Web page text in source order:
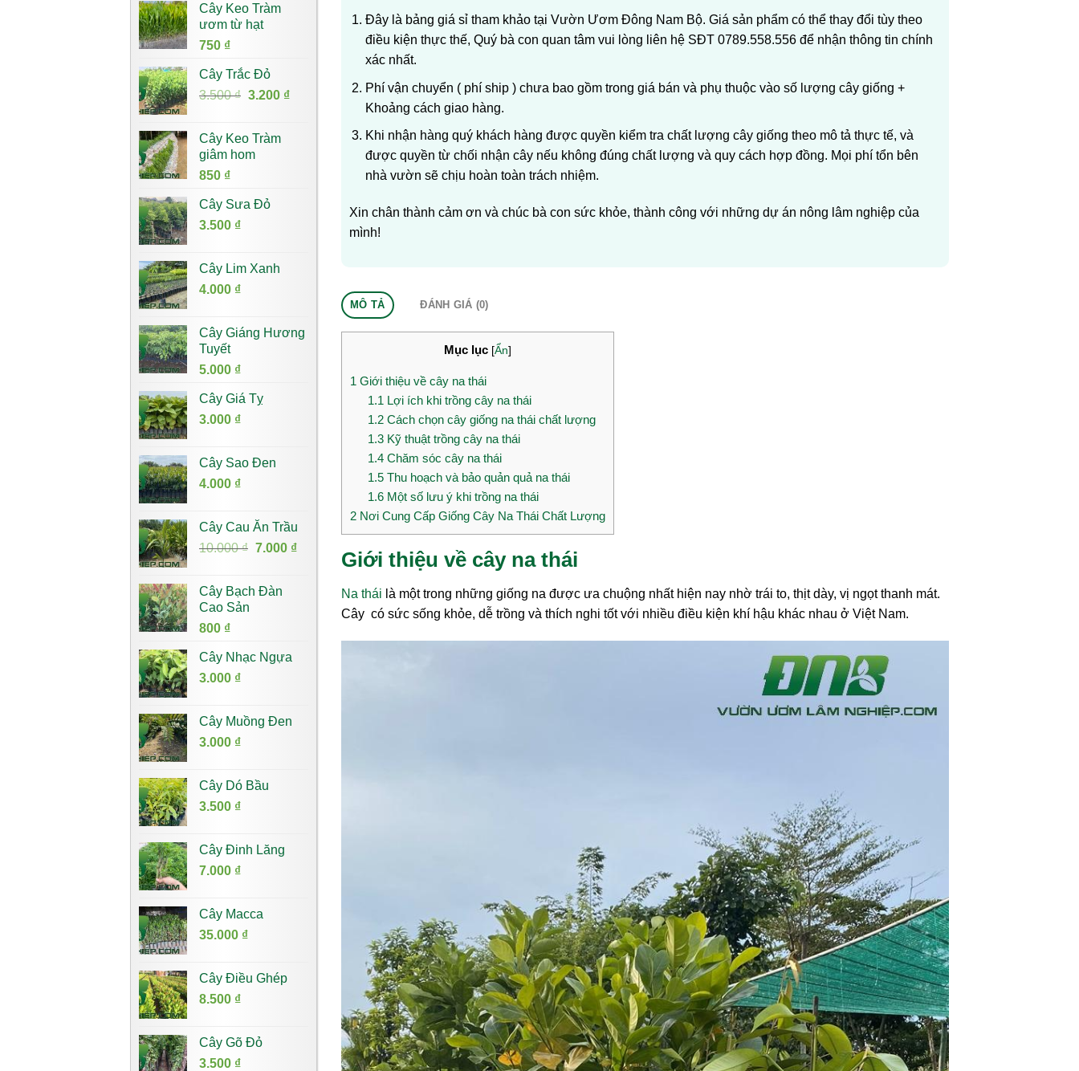
Cây Keo Tràm
ươm từ hạt
750 ₫
Cây Trắc Đỏ
3.500₫ Giá
3.500 ₫.
3.200 ₫Giá
Cây Keo Tràm
giâm hom
850 ₫
Cây Sưa Đỏ
3.500 ₫
Cây Lim Xanh
4.000 ₫
Cây Giáng Hương
Tuyết
5.000 ₫
Cây Giá Tỵ
3.000 ₫
Cây Sao Đen
4.000 ₫
Cây Cau Ăn Trầu
10.000₫ Giá
10.000 ₫.
7.000 ₫Giá
Cây Bạch Đàn
Cao Sản
800 ₫
Cây Nhạc Ngựa
3.000 ₫
Cây Muồng Đen
3.000 ₫
Cây Dó Bầu
3.500 ₫
Cây Đinh Lăng
7.000 ₫
Cây Macca
35.000 ₫
Cây Điều Ghép
8.500 ₫
Cây Gõ Đỏ
3.500 ₫
Đây là bảng giá sỉ tham khảo tại Vườn Ươm Đông Nam Bộ. Giá sản phẩm có thể thay đổi tùy theo
điều kiện thực thế, Quý bà con quan tâm vui lòng liên hệ SĐT 0789.558.556 để nhận thông tin chính
xác nhất.
Phí vận chuyển ( phí ship ) chưa bao gồm trong giá bán và phụ thuộc vào số lượng cây giống +
Khoảng cách giao hàng.
Khi nhận hàng quý khách hàng được quyền kiểm tra chất lượng cây giống theo mô tả thực tế, và
được quyền từ chối nhận cây nếu không đúng chất lượng và quy cách hợp đồng. Mọi phí tổn bên
nhà vườn sẽ chịu hoàn toàn trách nhiệm.
Xin chân thành cảm ơn và chúc bà con sức khỏe, thành công với những dự án nông lâm nghiệp của
mình!
MÔ TẢ ĐÁNH GIÁ (0)
Mục lục [Ẩn]
1 Giới thiệu về cây na thái
1.1 Lợi ích khi trồng cây na thái
1.2 Cách chọn cây giống na thái chất lượng
1.3 Kỹ thuật trồng cây na thái
1.4 Chăm sóc cây na thái
1.5 Thu hoạch và bảo quản quả na thái
1.6 Một số lưu ý khi trồng na thái
2Nơi Cung Cấp Giống Cây Na Thái Chất Lượng
Giới thiệu về cây na thái
Na thái là một trong những giống na được ưa chuộng nhất hiện nay nhờ trái to, thịt dày, vị ngọt thanh mát.
Cây có sức sống khỏe, dễ trồng và thích nghi tốt với nhiều điều kiện khí hậu khác nhau ở Việt Nam.